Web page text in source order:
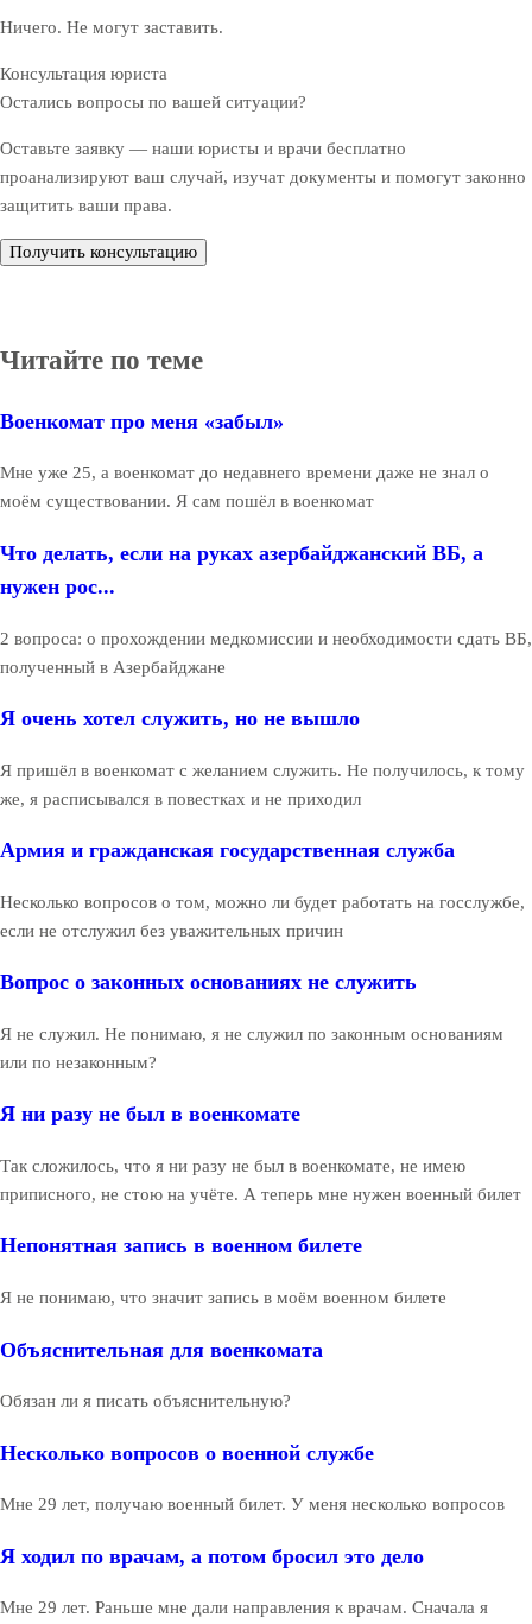
Ничего. Не могут заставить.
Консультация юриста
Остались вопросы по вашей ситуации?
Оставьте заявку — наши юристы и врачи бесплатно
проанализируют ваш случай, изучат документы и помогут законно
защитить ваши права.
Получить консультацию
Читайте по теме
Военкомат про меня «забыл»
Мне уже 25, а военкомат до недавнего времени даже не знал о
моём существовании. Я сам пошёл в военкомат
Что делать, если на руках азербайджанский ВБ, а
нужен рос...
2 вопроса: о прохождении медкомиссии и необходимости сдать ВБ,
полученный в Азербайджане
Я очень хотел служить, но не вышло
Я пришёл в военкомат с желанием служить. Не получилось, к тому
же, я расписывался в повестках и не приходил
Армия и гражданская государственная служба
Несколько вопросов о том, можно ли будет работать на госслужбе,
если не отслужил без уважительных причин
Вопрос о законных основаниях не служить
Я не служил. Не понимаю, я не служил по законным основаниям
или по незаконным?
Я ни разу не был в военкомате
Так сложилось, что я ни разу не был в военкомате, не имею
приписного, не стою на учёте. А теперь мне нужен военный билет
Непонятная запись в военном билете
Я не понимаю, что значит запись в моём военном билете
Объяснительная для военкомата
Обязан ли я писать объяснительную?
Несколько вопросов о военной службе
Мне 29 лет, получаю военный билет. У меня несколько вопросов
Я ходил по врачам, а потом бросил это дело
Мне 29 лет. Раньше мне дали направления к врачам. Сначала я